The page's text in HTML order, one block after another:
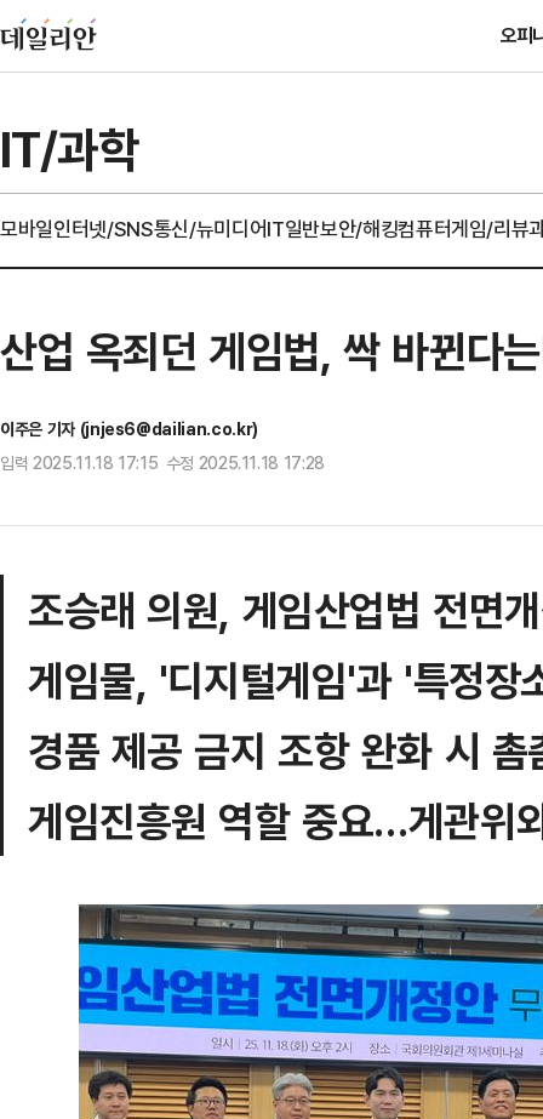
오피
IT/과학
모바일인터넷/SNS통신/뉴미디어IT일반보안/해킹컴퓨터게임/리뷰
산업 옥죄던 게임법, 싹 바뀐다
이주은 기자 (jnjes6@dailian.co.kr)
입력 2025.11.18 17:15 수정 2025.11.18 17:28
조승래 의원, 게임산업법 전면
게임물, '디지털게임'과 '특정장
경품 제공 금지 조항 완화 시
게임진흥원 역할 중요…게관위